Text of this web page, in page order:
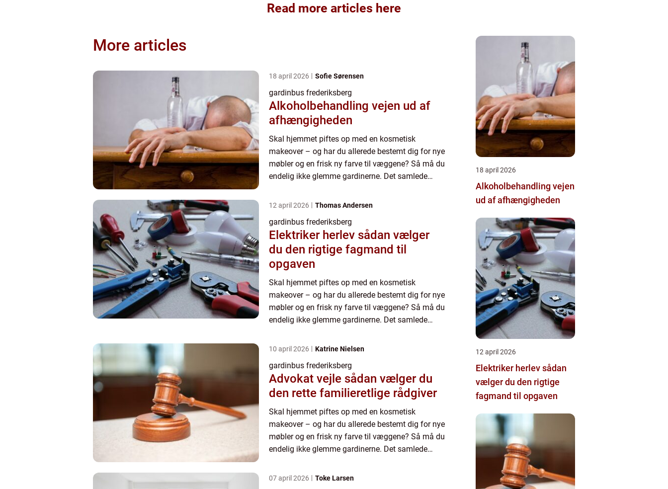
Read more articles here
More articles
18 april 2026 Sofie Sørensen
gardinbus frederiksberg
Alkoholbehandling vejen ud af
afhængigheden
Skal hjemmet piftes op med en kosmetisk
makeover – og har du allerede bestemt dig for nye
møbler og en frisk ny farve til væggene? Så må du
endelig ikke glemme gardinerne. Det samlede
12 april 2026 Thomas Andersen
gardinbus frederiksberg
Elektriker herlev sådan vælger
du den rigtige fagmand til
opgaven
Skal hjemmet piftes op med en kosmetisk
makeover – og har du allerede bestemt dig for nye
møbler og en frisk ny farve til væggene? Så må du
endelig ikke glemme gardinerne. Det samlede
10 april 2026 Katrine Nielsen
gardinbus frederiksberg
Advokat vejle sådan vælger du
den rette familieretlige rådgiver
Skal hjemmet piftes op med en kosmetisk
makeover – og har du allerede bestemt dig for nye
møbler og en frisk ny farve til væggene? Så må du
endelig ikke glemme gardinerne. Det samlede
07 april 2026 Toke Larsen
18 april 2026
Alkoholbehandling vejen
ud af afhængigheden
12 april 2026
Elektriker herlev sådan
vælger du den rigtige
fagmand til opgaven